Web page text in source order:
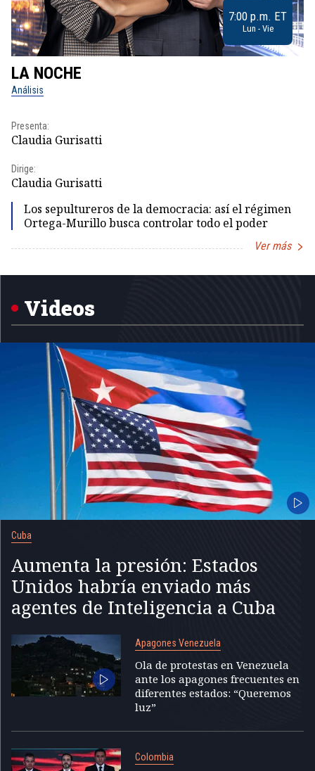
7:00 p.m. ET
Lun - Vie
LA NOCHE
Análisis
Presenta:
Claudia Gurisatti
Dirige:
Claudia Gurisatti
Los sepultureros de la democracia: así el régimen
Ortega-Murillo busca controlar todo el poder
Ver más
1
Videos
Cuba
Aumenta la presión: Estados
Unidos habría enviado más
agentes de Inteligencia a Cuba
Apagones Venezuela
Ola de protestas en Venezuela
ante los apagones frecuentes en
diferentes estados: “Queremos
luz”
Colombia